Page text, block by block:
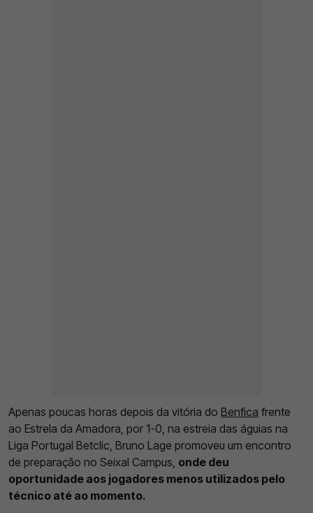
Apenas poucas horas depois da vitória do Benfica frente
ao Estrela da Amadora, por 1-0, na estreia das águias na
Liga Portugal Betclic, Bruno Lage promoveu um encontro
de preparação no Seixal Campus, onde deu
oportunidade aos jogadores menos utilizados pelo
técnico até ao momento.